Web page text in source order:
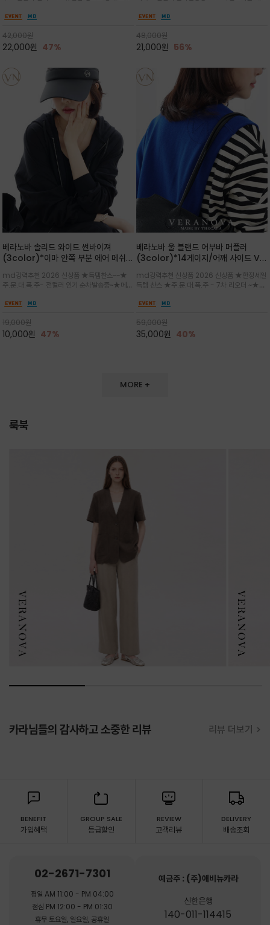
대도 간편
말아 휴대하기 좋고, 챙의 모양을 살짝 바꿀 수 있
용성을 모두 갖춘 아이템
42,000원
22,000원 47%
일링에도 편하게 쓰실수 있습니다
련된 포인트/베이직한 컬러 구성으로 어떤 스타
용도 높은 아이템
48,000원
21,000원 56%
베라노바 솔리드 와이드 썬바이져
(3color)*이마 안쪽 부분 에어 메쉬
노바 심볼 전사 인쇄(Transfer
Printing)뒷밴딩으로 사이즈 조절이 가
능해 누구나 안정적으로 착용
md강력추천 2026 신상품 ★득템찬스~~★
주.문.대.폭.주- 전컬러 인기 순차발송중~★메쉬
일 보송보송한 스킨케어 핏(Skin-care fit)을
프,여행까지~~
19,000원
10,000원 47%
베라노바 울 블랜드 어부바 머플러
(3color)*14게이지/어깨 사이드 VN
잡는 감각적인 레이어드 니트 어부바숄/
뒷면의 은은한 V자 조직감과 부드러운
터치감으로 완성도를 높였으며, 단조로
md강력추천 신상품 2026 신상품 ★한정세일
득템 찬스 ★주.문.대.폭.주 - 7차 리오더 ~★셔
인트를 주기 좋으며, 소매 끝단에 위치한 실버
스러움을 동시에
59,000원
35,000원 40%
MORE +
룩북
카라님들의 감사하고 소중한 리뷰 리뷰 더보기 >
BENEFIT
가입혜택
GROUP SALE
등급할인
REVIEW
고객리뷰
DELIVERY
배송조회
02-2671-7301
평일 AM 11:00 - PM 04:00
점심 PM 12:00 - PM 01:30
휴무 토요일, 일요일, 공휴일
예금주 : (주)애비뉴카라
신한은행
140-011-114415